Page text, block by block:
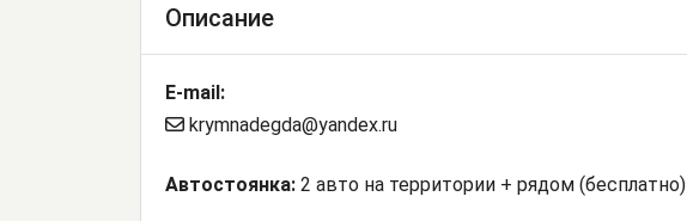
Описание
E-mail:
krymnadegda@yandex.ru
Автостоянка: 2 авто на территории + рядом (бесплатно)